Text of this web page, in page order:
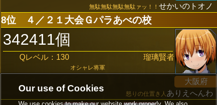
無駄無駄無駄無駄ァッ！！ せかいのトオノ
8位 ４／２１大会Ｇパラあべの校
342411個
Qレベル：130 瑠璃賢者
オシャレ将軍
大阪府
怒りの仕置き人 ありえへんわ
Our use of Cookies